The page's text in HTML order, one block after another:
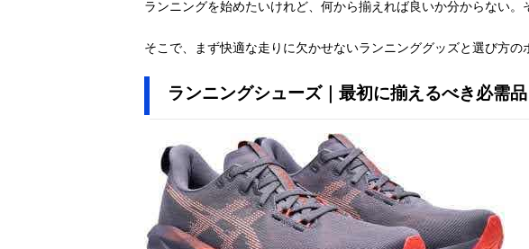
ランニングを始めたいけれど、何から揃えれば良いか分からない。
そこで、まず快適な走りに欠かせないランニンググッズと選び方の
ランニングシューズ｜最初に揃えるべき必需品